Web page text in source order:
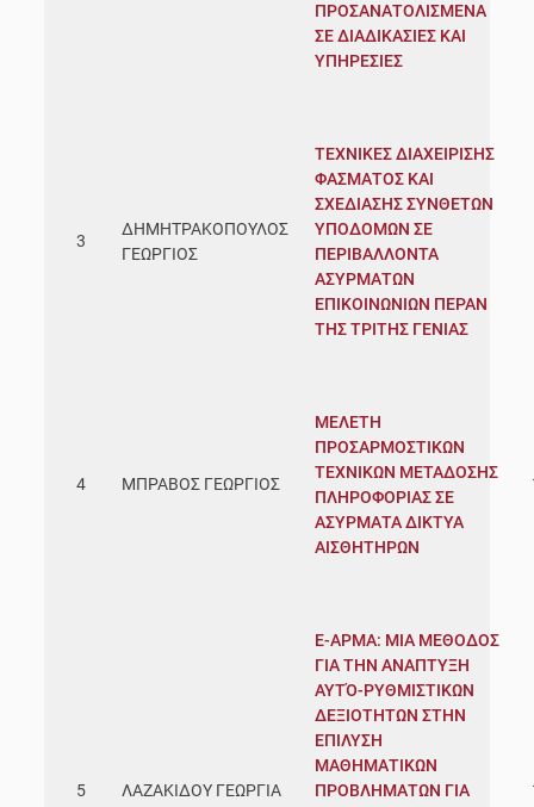
ΠΡΟΣΑΝΑΤΟΛΙΣΜΕΝΑ
ΣΕ ΔΙΑΔΙΚΑΣΙΕΣ ΚΑΙ
ΥΠΗΡΕΣΙΕΣ
3
ΔΗΜΗΤΡΑΚΟΠΟΥΛΟΣ
ΓΕΩΡΓΙΟΣ
ΤΕΧΝΙΚΕΣ ΔΙΑΧΕΙΡΙΣΗΣ
ΦΑΣΜΑΤΟΣ ΚΑΙ
ΣΧΕΔΙΑΣΗΣ ΣΥΝΘΕΤΩΝ
ΥΠΟΔΟΜΩΝ ΣΕ
ΠΕΡΙΒΑΛΛΟΝΤΑ
ΑΣΥΡΜΑΤΩΝ
ΕΠΙΚΟΙΝΩΝΙΩΝ ΠΕΡΑΝ
ΤΗΣ ΤΡΙΤΗΣ ΓΕΝΙΑΣ
4 ΜΠΡΑΒΟΣ ΓΕΩΡΓΙΟΣ
ΜΕΛΕΤΗ
ΠΡΟΣΑΡΜΟΣΤΙΚΩΝ
ΤΕΧΝΙΚΩΝ ΜΕΤΑΔΟΣΗΣ
ΠΛΗΡΟΦΟΡΙΑΣ ΣΕ
ΑΣΥΡΜΑΤΑ ΔΙΚΤΥΑ
ΑΙΣΘΗΤΗΡΩΝ
5 ΛΑΖΑΚΙΔΟΥ ΓΕΩΡΓΙΑ
Ε-ΑΡΜΑ: ΜΙΑ ΜΕΘΟΔΟΣ
ΓΙΑ ΤΗΝ ΑΝΑΠΤΥΞΗ
ΑΥΤΌ-ΡΥΘΜΙΣΤΙΚΩΝ
ΔΕΞΙΟΤΗΤΩΝ ΣΤΗΝ
ΕΠΙΛΥΣΗ
ΜΑΘΗΜΑΤΙΚΩΝ
ΠΡΟΒΛΗΜΑΤΩΝ ΓΙΑ